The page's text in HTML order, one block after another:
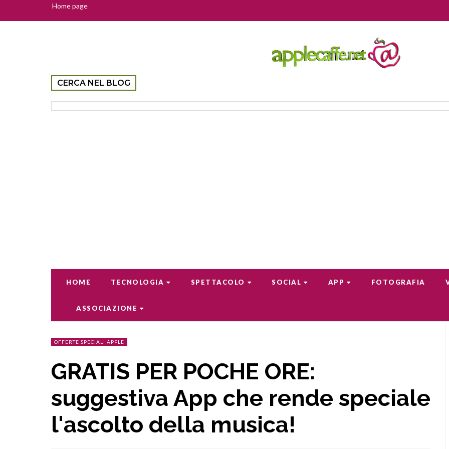
Home page
CERCA NEL BLOG
HOME TECNOLOGIA SPETTACOLO SOCIAL APP FOTOGRAFIA
ASSOCIAZIONE
OFFERTE SPECIALI APPLE
GRATIS PER POCHE ORE:
suggestiva App che rende speciale
l'ascolto della musica!